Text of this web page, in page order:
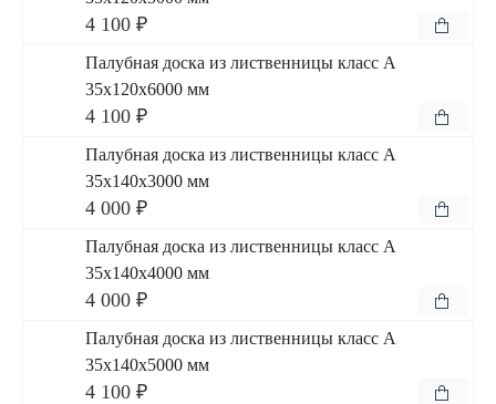
4 100 ₽
Палубная доска из лиственницы класс А
35x120x6000 мм
4 100 ₽
Палубная доска из лиственницы класс А
35x140x3000 мм
4 000 ₽
Палубная доска из лиственницы класс А
35x140x4000 мм
4 000 ₽
Палубная доска из лиственницы класс А
35x140x5000 мм
4 100 ₽